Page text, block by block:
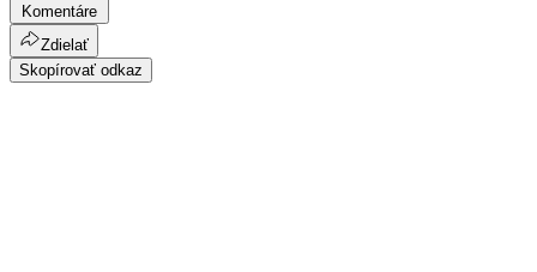
Komentáre
Zdielať
Skopírovať odkaz